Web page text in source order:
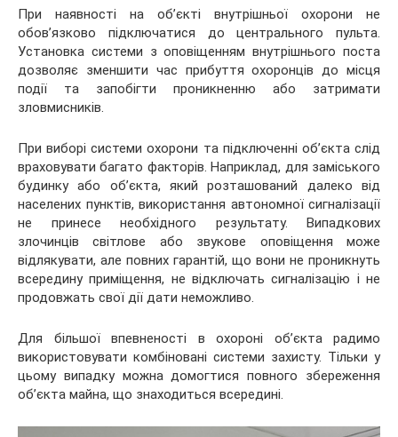
При наявності на об’єкті внутрішньої охорони не
обов’язково підключатися до центрального пульта.
Установка системи з оповіщенням внутрішнього поста
дозволяє зменшити час прибуття охоронців до місця
події та запобігти проникненню або затримати
зловмисників.
При виборі системи охорони та підключенні об’єкта слід
враховувати багато факторів. Наприклад, для заміського
будинку або об’єкта, який розташований далеко від
населених пунктів, використання автономної сигналізації
не принесе необхідного результату. Випадкових
злочинців світлове або звукове оповіщення може
відлякувати, але повних гарантій, що вони не проникнуть
всередину приміщення, не відключать сигналізацію і не
продовжать свої дії дати неможливо.
Для більшої впевненості в охороні об’єкта радимо
використовувати комбіновані системи захисту. Тільки у
цьому випадку можна домогтися повного збереження
об’єкта майна, що знаходиться всередині.